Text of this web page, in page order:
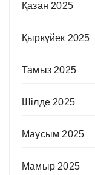
Қазан 2025
Қыркүйек 2025
Тамыз 2025
Шілде 2025
Маусым 2025
Мамыр 2025